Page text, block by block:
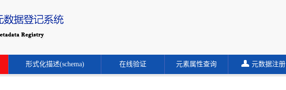
形式化描述(schema) 在线验证 元素属性查询 元数据注册